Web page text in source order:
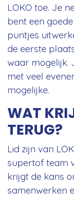
LOKO toe. Je
bent een
puntjes
de eerste
waar mogelijk.
met veel
mogelijke.
WAT
TERUG?
Lid zijn van
supertof team
krijgt de kans
samenwerken